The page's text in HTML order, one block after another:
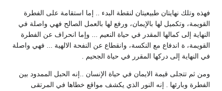
فهذه وتلك نهايتان طبيعيتان لنقطة البدء .. إما استقامة على الفطرة
القويمة، وتكميل لها بالإيمان، ورفع لها بالعمل الصالح فهي واصلة في
النهاية إلى كمالها المقدر في حياة النعيم ... وإما انحراف عن الفطرة
القويمة، ة اندفاع مع النكسة، وانقطاع عن النفحة الالهية ... فهي واصلة
في النهاية إلى دركها المقرر في حياة الجحيم .
ومن ثم تتجلى قيمة الايمان في حياة الإنسان ..إنه الحبل الممدود بين
الفطرة وبارئها . إنه النور الذي يكشف مواقع خطاها في المرتقى